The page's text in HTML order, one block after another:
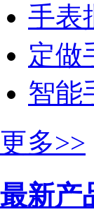
手表
定做
智能
更多>>
最新产